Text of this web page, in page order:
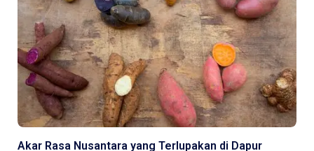
Akar Rasa Nusantara yang Terlupakan di Dapur